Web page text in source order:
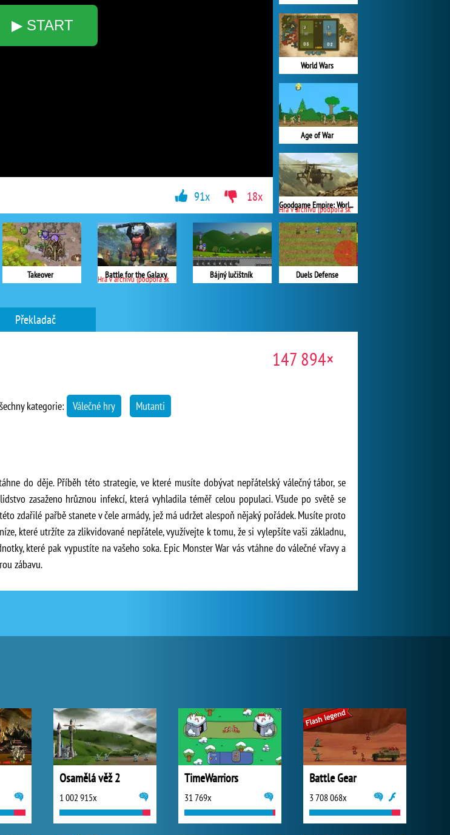
▶ START
World Wars
Age of War
Goodgame Empire: World War 3
Hra v archivu (podpora skončila)
Duels Defense
Takeover Battle for the Galaxy
Hra v archivu (podpora skončila) Bájný lučištník
91x 18x
Překladač
147 894×
kategorie: Válečné hry Mutanti
do děje. Příběh této strategie, ve které musíte dobývat nepřátelský válečný tábor, se
zasaženo hrůznou infekcí, která vyhladila téměř celou populaci. Všude po světě se
zdařilé pařbě stanete v čele armády, jež má udržet alespoň nějaký pořádek. Musíte proto
které utržíte za zlikvidované nepřátele, využívejte k tomu, že si vylepšíte vaši základnu,
které pak vypustíte na vašeho soka. Epic Monster War vás vtáhne do válečné vřavy a
zábavu.
Osamělá věž 2
1 002 915x
TimeWarriors
31 769x
Battle Gear
3 708 068x